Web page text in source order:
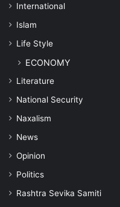
International
Islam
Life Style
ECONOMY
Literature
National Security
Naxalism
News
Opinion
Politics
Rashtra Sevika Samiti